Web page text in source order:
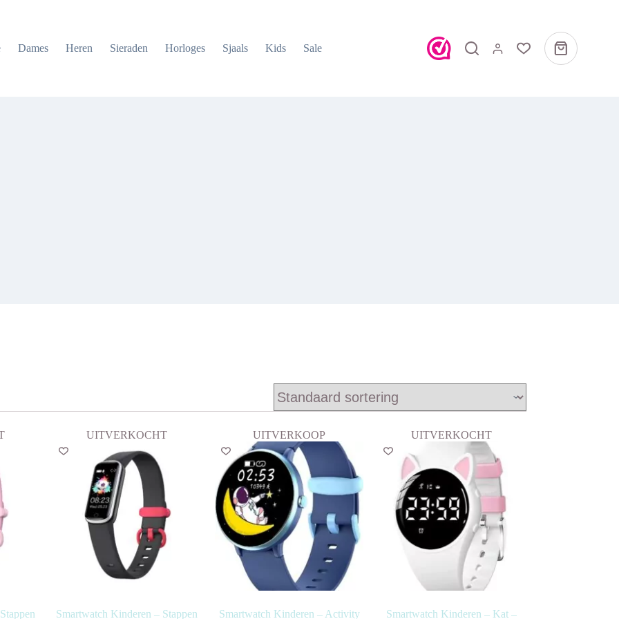
Dames Heren Sieraden Horloges Sjaals Kids Sale Winkelwagen
UITVERKOCHT
Smartwatch Kinderen – Stappen
UITVERKOOP
Smartwatch Kinderen – Activity
UITVERKOCHT
Smartwatch Kinderen – Kat –